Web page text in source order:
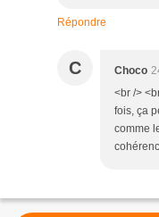
Répondre
C Choco
<br />
fois, ça
comme